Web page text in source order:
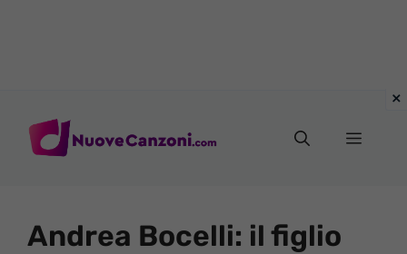
Menu
Andrea Bocelli: il figlio